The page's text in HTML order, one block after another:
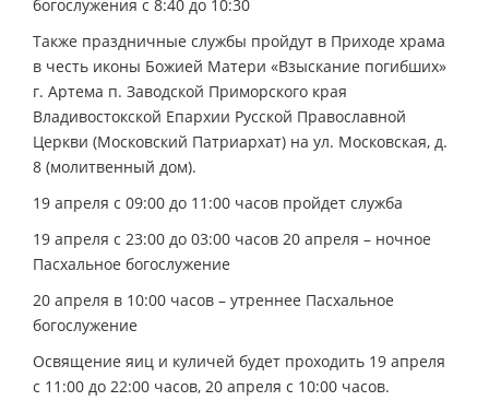
богослужения с 8:40 до 10:30
Также праздничные службы пройдут в Приходе храма
в честь иконы Божией Матери «Взыскание погибших»
г. Артема п. Заводской Приморского края
Владивостокской Епархии Русской Православной
Церкви (Московский Патриархат) на ул. Московская, д.
8 (молитвенный дом).
19 апреля с 09:00 до 11:00 часов пройдет служба
19 апреля с 23:00 до 03:00 часов 20 апреля – ночное
Пасхальное богослужение
20 апреля в 10:00 часов – утреннее Пасхальное
богослужение
Освящение яиц и куличей будет проходить 19 апреля
с 11:00 до 22:00 часов, 20 апреля с 10:00 часов.